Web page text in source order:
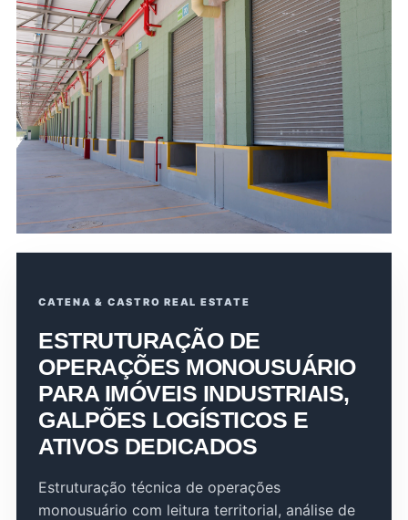
CATENA & CASTRO REAL ESTATE
ESTRUTURAÇÃO DE
OPERAÇÕES MONOUSUÁRIO
PARA IMÓVEIS INDUSTRIAIS,
GALPÕES LOGÍSTICOS E
ATIVOS DEDICADOS
Estruturação técnica de operações
monousuário com leitura territorial, análise de